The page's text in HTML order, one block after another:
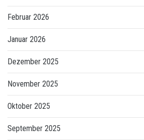
Februar 2026
Januar 2026
Dezember 2025
November 2025
Oktober 2025
September 2025